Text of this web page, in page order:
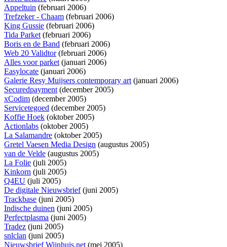
Appeltuin (februari 2006)
Trefzeker - Chaam (februari 2006)
King Gussie (februari 2006)
Tida Parket(februari 2006)
Boris en de Band (februari 2006)
Web 20 Validtor(februari 2006)
Alles voor parket(januari 2006)
Easylocate (januari 2006)
Galerie Resy Muijsers contemporary art(januari 2006)
Securedpayment(december 2005)
xCodim (december 2005)
Servicetegoed (december 2005)
Koffie Hoek (oktober 2005)
Actionlabs (oktober 2005)
La Salamandre (oktober 2005)
Gretel Vaesen Media Design (augustus 2005)
van de Velde (augustus 2005)
La Folie (juli 2005)
Kinkorn (juli 2005)
Q4EU (juli 2005)
De digitale Nieuwsbrief(juni 2005)
Trackbase (juni 2005)
Indische duinen (juni 2005)
Perfectplasma (juni 2005)
Tradez (juni 2005)
snlclan (juni 2005)
Nieuwsbrief Wijnhuis.net(mei 2005)